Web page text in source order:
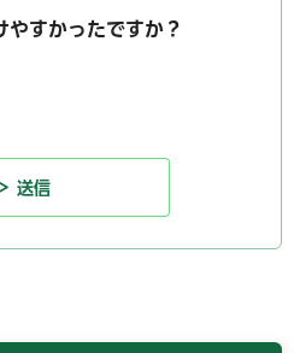
やすかったですか？